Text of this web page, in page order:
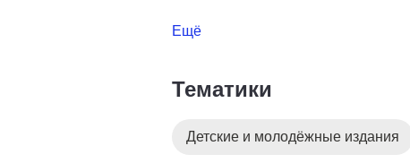
Ещё
Тематики
Детские и молодёжные издания